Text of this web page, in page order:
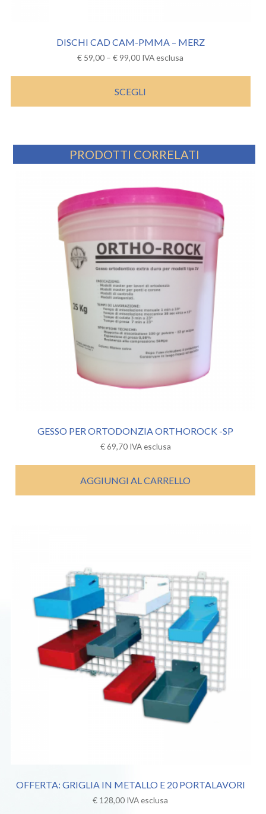
DISCHI CAD CAM-PMMA – MERZ
€ 59,00 –€ 99,00 IVA esclusa
SCEGLI
PRODOTTI CORRELATI
GESSO PER ORTODONZIA ORTHOROCK -SP
€69,70 IVA esclusa
AGGIUNGI AL CARRELLO
OFFERTA: GRIGLIA IN METALLO E 20 PORTALAVORI
€ 128,00 IVA esclusa